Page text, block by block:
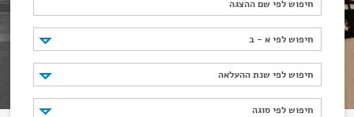
חיפוש לפי א - ב
חיפוש לפי א - ב
חיפוש לפי שנת ההעלאה
חיפוש לפי שנת ההעלאה
חיפוש לפי סוגה
חיפוש לפי סוגה